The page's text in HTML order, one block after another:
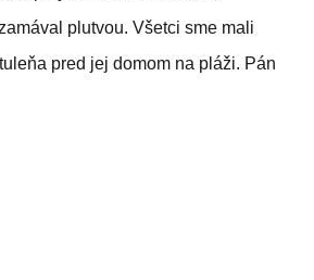
plutvou. Všetci sme mali
pred jej domom na pláži. Pán